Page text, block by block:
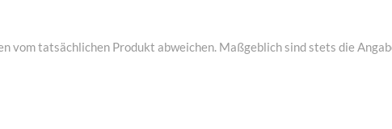
vom tatsächlichen Produkt abweichen. Maßgeblich sind stets die